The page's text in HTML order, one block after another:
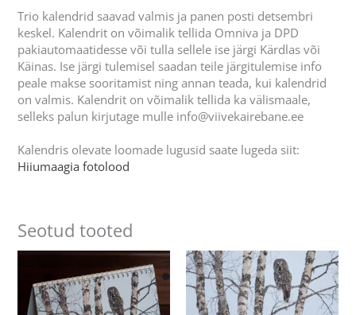
Trio kalendrid saavad valmis ja panen posti detsembri
keskel. Kalendrit on võimalik tellida Omniva ja DPD
pakiautomaatidesse või tulla sellele ise järgi Kärdlas või
Käinas. Ise järgi tulemisel saadan teile järgitulemise info
peale makse sooritamist ning annan teada, kui kalendrid
on valmis. Kalendrit on võimalik tellida ka välismaale,
selleks palun kirjutage mulle info@viivekairebane.ee
Kalendris olevate loomade lugusid saate lugeda siit:
Hiiumaagia fotolood
Seotud tooted